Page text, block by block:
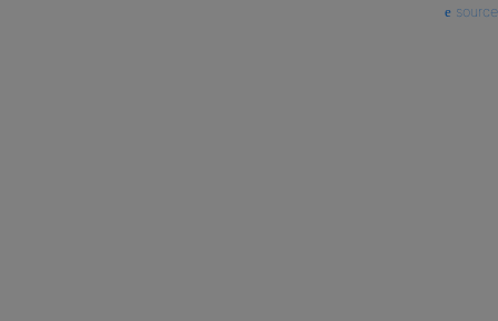
source